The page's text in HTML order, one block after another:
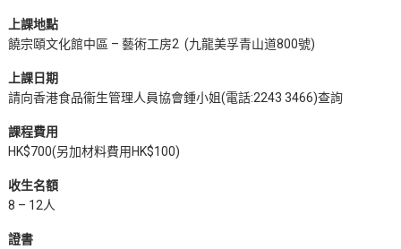
上課地點
饒宗頤文化館中區 – 藝術工房2 (九龍美孚青山道800號)
上課日期
請向香港食品衞生管理人員協會鍾小姐(電話:2243 3466)查詢
課程費用
HK$700(另加材料費用HK$100)
收生名額
8 – 12人
證書